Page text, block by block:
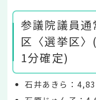
参議院議員
区〈選挙区
1分確定)
石井あきら：